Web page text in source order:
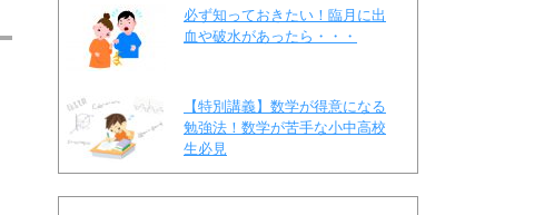
必ず知っておきたい！臨月に出
血や破水があったら・・・
【特別講義】数学が得意になる
勉強法！数学が苦手な小中高校
生必見